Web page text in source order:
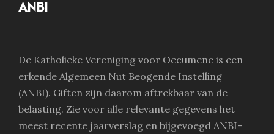
ANBI
De Katholieke Vereniging voor Oecumene is een
erkende Algemeen Nut Beogende Instelling
(ANBI). Giften zijn daarom aftrekbaar van de
belasting. Zie voor alle relevante gegevens het
meest recente jaarverslag en bijgevoegd ANBI-